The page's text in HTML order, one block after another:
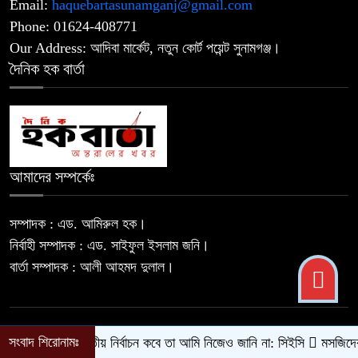
অভিযোগে আলোচনায়- স্বেচ্ছাসেবক দল
‎সিলেট রেঞ্জের শ্রেষ্ঠ অফিসার ইনচার্জ
নির্বাচিত দিরাই থানার ওসি মো. আমিনুল
ইসলাম
১০
Email: haquebartasunamganj@gmail.com
Phone: 01624-408771
Our Address: আদিবা মার্কেট, নতুন কোর্ট পয়েন্ট সুনামগঞ্জ।
দৈনিক হক বার্তা
আমাদের সম্পর্কেঃ
সম্পাদক : এড. আমিরুল হক।
নির্বাহী সম্পাদক : এড. সাইফুল ইসলাম জনি।
বার্তা সম্পাদক : আলী আহমদ দুলাল।
© 2026 Daily Haque Barta | All Rights Reserved.
সংবাদ শিরোনামঃজাতীয় নির্বাচন কবে তা আমি নিজেও জানি না: সিইসি মসজিদের